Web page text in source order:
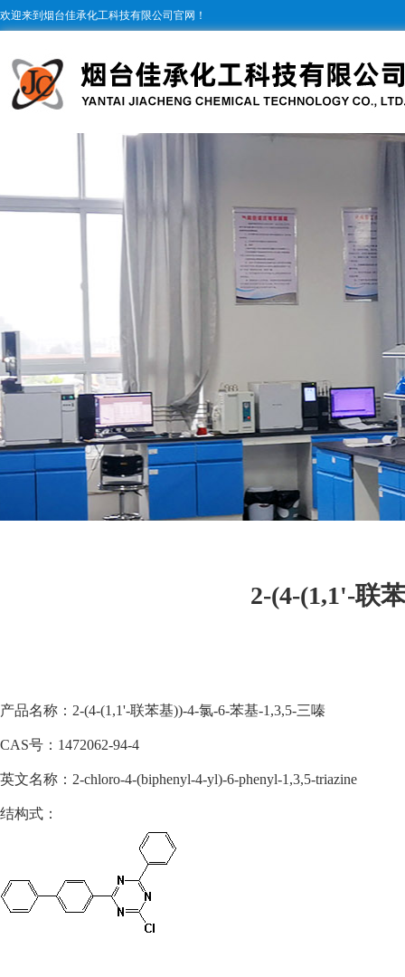
欢迎来到烟台佳承化工科技有限公司官网！
2-(4-(1,1'-联
产品名称：2-(4-(1,1'-联苯基))-4-氯-6-苯基-1,3,5-三嗪
CAS号：1472062-94-4
英文名称：2-chloro-4-(biphenyl-4-yl)-6-phenyl-1,3,5-triazine
结构式：